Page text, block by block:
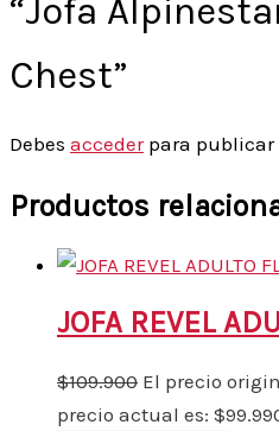
“Jofa
Chest”
Debes accederpara publicar
Productos
JOFA REVEL
$109.900 El precio
precio actual es: